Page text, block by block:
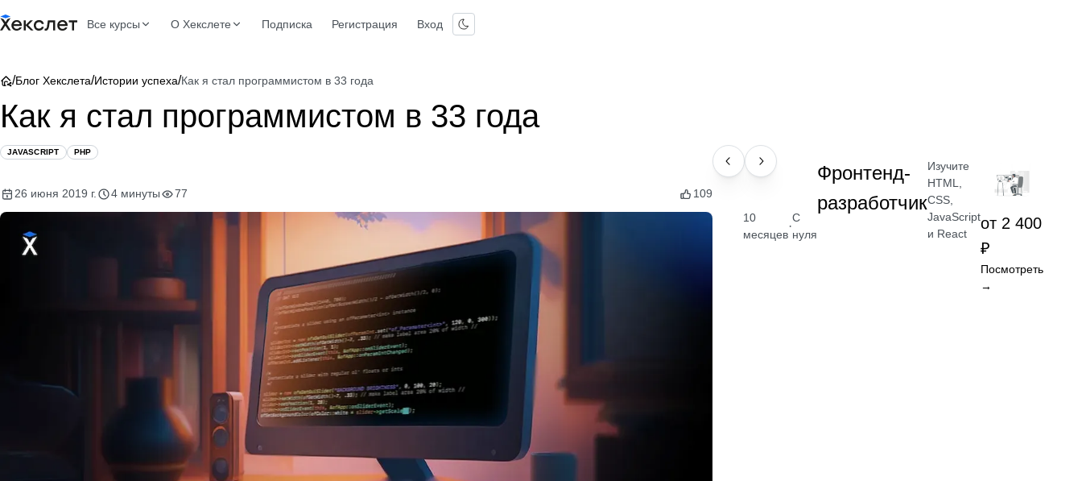
Все курсы О Хекслете Подписка Регистрация Вход
/Блог Хекслета/Истории успеха/Как я стал программистом в 33 года
Как я стал программистом в 33 года
JAVASCRIPT PHP
26 июня 2019 г. 4 минуты 77 109
ПРОФЕССИЯ
10
месяцев
·
С
нуля
Фронтенд-
разработчик
Изучите
HTML,
CSS,
JavaScript
и React
от 2 400
₽
Посмотреть
→